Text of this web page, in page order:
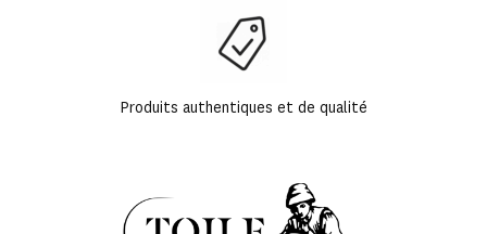
Produits authentiques et de qualité